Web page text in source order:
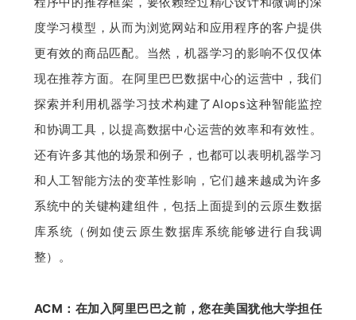
度学习模型，从而为浏览网站和应用程序的客户提供
更有效的商品匹配。当然，机器学习的影响不仅仅体
现在推荐方面。在阿里巴巴数据中心的运营中，我们
探索并利用机器学习技术构建了AIops这种智能监控
和协调工具，以提高数据中心运营的效率和有效性。
还有许多其他的场景和例子，也都可以表明机器学习
和人工智能方法的变革性影响，它们越来越成为许多
系统中的关键构建组件，包括上面提到的云原生数据
库系统（例如使云原生数据库系统能够进行自我调
整）。
ACM：在加入阿里巴巴之前，您在美国犹他大学担任